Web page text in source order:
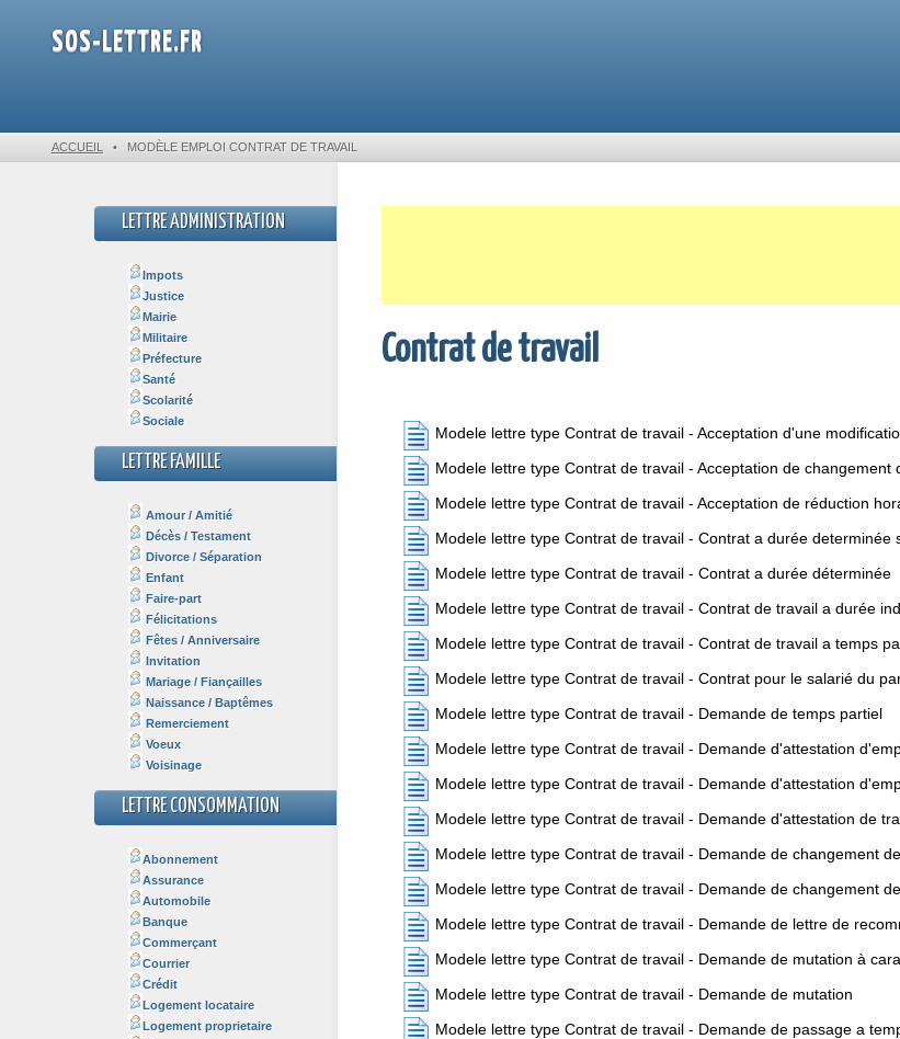
SOS-LETTRE.FR
ACCUEIL • MODÈLE EMPLOI CONTRAT DE TRAVAIL
LETTRE ADMINISTRATION
Impots
Justice
Mairie
Militaire
Préfecture
Santé
Scolarité
Sociale
LETTRE FAMILLE
Amour / Amitié
Décès / Testament
Divorce / Séparation
Enfant
Faire-part
Félicitations
Fêtes / Anniversaire
Invitation
Mariage / Fiançailles
Naissance / Baptêmes
Remerciement
Voeux
Voisinage
LETTRE CONSOMMATION
Abonnement
Assurance
Automobile
Banque
Commerçant
Courrier
Crédit
Logement locataire
Logement proprietaire
Contrat de travail
Modele lettre type Contrat de travail - Acceptation d'une
Modele lettre type Contrat de travail - Acceptation de changement
Modele lettre type Contrat de travail - Acceptation de réduction
Modele lettre type Contrat de travail - Contrat a durée determinée
Modele lettre type Contrat de travail - Contrat a durée déterminée
Modele lettre type Contrat de travail - Contrat de travail a durée
Modele lettre type Contrat de travail - Contrat de travail a temps
Modele lettre type Contrat de travail - Contrat pour le salarié du
Modele lettre type Contrat de travail - Demande de temps partiel
Modele lettre type Contrat de travail - Demande d'attestation
Modele lettre type Contrat de travail - Demande d'attestation
Modele lettre type Contrat de travail - Demande d'attestation de
Modele lettre type Contrat de travail - Demande de changement
Modele lettre type Contrat de travail - Demande de changement
Modele lettre type Contrat de travail - Demande de lettre de
Modele lettre type Contrat de travail - Demande de mutation à
Modele lettre type Contrat de travail - Demande de mutation
Modele lettre type Contrat de travail - Demande de passage a